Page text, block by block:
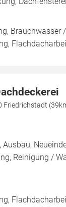
Brauchwasser
Friedrichstadt
Ausbau,
Reinigung /